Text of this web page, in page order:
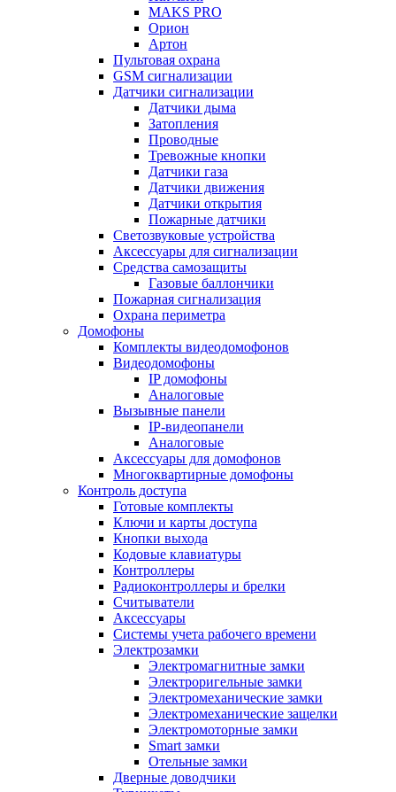
MAKS PRO
Орион
Артон
Пультовая охрана
GSM сигнализации
Датчики сигнализации
Датчики дыма
Затопления
Проводные
Тревожные кнопки
Датчики газа
Датчики движения
Датчики открытия
Пожарные датчики
Светозвуковые устройства
Аксессуары для сигнализации
Средства самозащиты
Газовые баллончики
Пожарная сигнализация
Охрана периметра
Домофоны
Комплекты видеодомофонов
Видеодомофоны
IP домофоны
Аналоговые
Вызывные панели
IP-видеопанели
Аналоговые
Аксессуары для домофонов
Многоквартирные домофоны
Контроль доступа
Готовые комплекты
Ключи и карты доступа
Кнопки выхода
Кодовые клавиатуры
Контроллеры
Радиоконтроллеры и брелки
Считыватели
Аксессуары
Системы учета рабочего времени
Электрозамки
Электромагнитные замки
Электроригельные замки
Электромеханические замки
Электромеханические защелки
Электромоторные замки
Smart замки
Отельные замки
Дверные доводчики